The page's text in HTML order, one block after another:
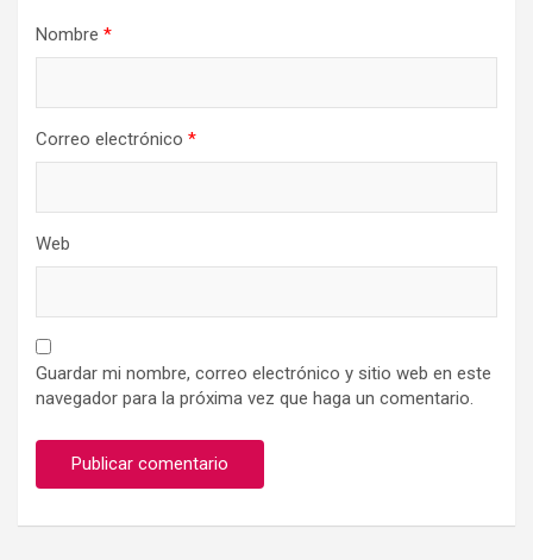
Nombre *
Correo electrónico *
Web
Guardar mi nombre, correo electrónico y sitio web en este
navegador para la próxima vez que haga un comentario.